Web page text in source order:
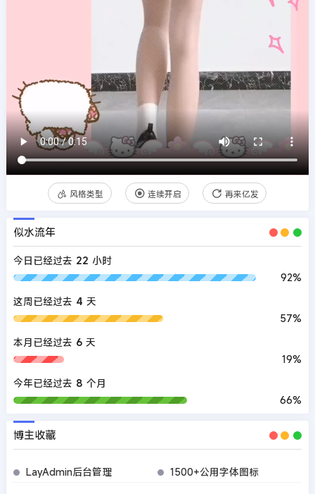
风格类型 连续开启 再来亿发
似水流年
今日已经过去 22 小时
92%
这周已经过去 4 天
57%
本月已经过去 6 天
19%
今年已经过去 8 个月
66%
博主收藏
LayAdmin后台管理 1500+公用字体图标